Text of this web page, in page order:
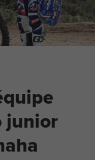
junior